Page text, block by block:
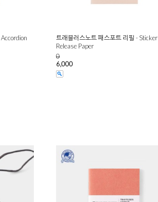
트래블러스노트 패스포트 리필 - Sticker
Release Paper
0
6,000